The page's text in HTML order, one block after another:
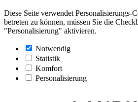
Diese Seite verwendet Personalisierungs-
betreten zu können, müssen Sie die
"Personalisierung" aktivieren.
Notwendig
Statistik
Komfort
Personalisierung